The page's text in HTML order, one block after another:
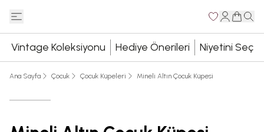
Vintage Koleksiyonu Hediye Önerileri Niyetini Seç
Ana Sayfa Çocuk Çocuk Küpeleri Mineli Altın Çocuk Küpesi